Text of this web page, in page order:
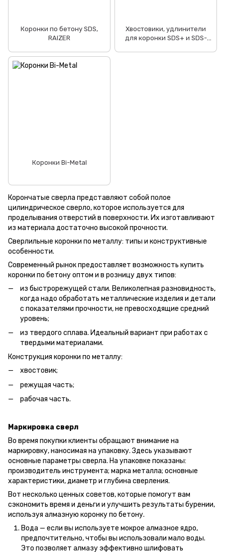
Корончатые сверла представляют собой полое
цилиндрическое сверло, которое используется для
проделывания отверстий в поверхности. Их изготавливают
из материала достаточно высокой прочности.
Сверлильные коронки по металлу: типы и конструктивные
особенности.
Современный рынок предоставляет возможность купить
коронки по бетону оптом и в розницу двух типов:
из быстрорежущей стали. Великолепная разновидность,
когда надо обработать металлические изделия и детали
с показателями прочности, не превосходящие средний
уровень;
из твердого сплава. Идеальный вариант при работах с
твердыми материалами.
Конструкция коронки по металлу:
хвостовик;
режущая часть;
рабочая часть.
Маркировка сверл
Во время покупки клиенты обращают внимание на
маркировку, наносимая на упаковку. Здесь указывают
основные параметры сверла. На упаковке показаны:
производитель инструмента; марка металла; основные
характеристики, диаметр и глубина сверления.
Вот несколько ценных советов, которые помогут вам
сэкономить время и деньги и улучшить результаты бурении,
используя алмазную коронку по бетону.
Вода — если вы используете мокрое алмазное ядро,
предпочтительно, чтобы вы использовали мало воды.
Это позволяет алмазу эффективно шлифовать
Коронки по бетону SDS,
RAIZER
Хвостовики, удлинители
для коронки SDS+ и SDS-
Коронки Bi-Metal